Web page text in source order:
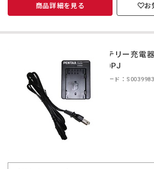
商品詳細を見る お
バッテリー充電
BC90PJ
商品コード：S0039983